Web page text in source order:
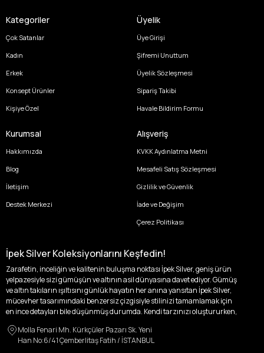
Kategoriler
Çok Satanlar
Kadın
Erkek
Konsept Ürünler
Kişiye Özel
Üyelik
Üye Girişi
Şifremi Unuttum
Üyelik Sözleşmesi
Sipariş Takibi
Havale Bildirim Formu
Kurumsal
Hakkımızda
Blog
İletişim
Destek Merkezi
Alışveriş
KVKK Aydınlatma Metni
Mesafeli Satış Sözleşmesi
Gizlilik ve Güvenlik
İade ve Değişim
Çerez Politikası
İpek Silver Koleksiyonlarını Keşfedin!
Zarafetin, inceliğin ve kalitenin buluşma noktası İpek Silver, geniş ürün
yelpazesiyle sizi gümüşün ve altının asil dünyasına davet ediyor. Gümüş
ve altın takıların ışıltısını günlük hayatın her anına yansıtan İpek Silver,
mücevher tasarımındaki benzersiz çizgisiyle stilinizi tamamlamak için
en ince detayları bile düşünmüş durumda. Kendi tarzınızı oluştururken,
özgünlüğünüzü ön plana çıkaracak tasarımlarımızla tanışın.
Molla Fenari Mh. Kürkçüler Pazarı Sk. Yeni
Han No:6/41 Çemberlitaş Fatih / İSTANBUL